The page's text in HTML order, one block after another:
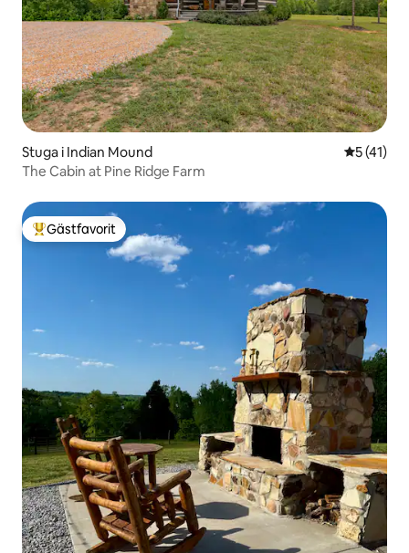
Stuga i Indian Mound 5 av 5 i
5 (41)
The Cabin at Pine Ridge Farm
Populär gästfavorit
Gästfavorit